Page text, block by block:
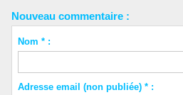
Nouveau commentaire :
Nom * :
Adresse email (non publiée) * :